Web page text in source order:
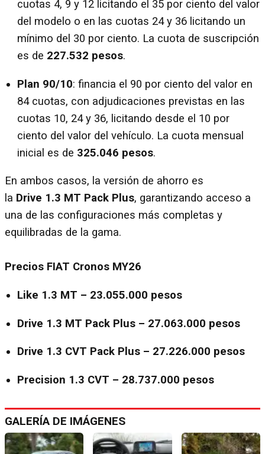
cuotas 4, 9 y 12 licitando el 35 por ciento del valor
del modelo o en las cuotas 24 y 36 licitando un
mínimo del 30 por ciento. La cuota de suscripción
es de 227.532 pesos.
Plan 90/10: financia el 90 por ciento del valor en
84 cuotas, con adjudicaciones previstas en las
cuotas 10, 24 y 36, licitando desde el 10 por
ciento del valor del vehículo. La cuota mensual
inicial es de 325.046 pesos.
En ambos casos, la versión de ahorro es
la Drive 1.3 MT Pack Plus, garantizando acceso a
una de las configuraciones más completas y
equilibradas de la gama.
Precios FIAT Cronos MY26
Like 1.3 MT – 23.055.000 pesos
Drive 1.3 MT Pack Plus – 27.063.000 pesos
Drive 1.3 CVT Pack Plus – 27.226.000 pesos
Precision 1.3 CVT – 28.737.000 pesos
GALERÍA DE IMÁGENES